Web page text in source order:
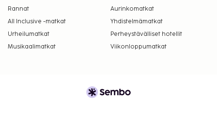
Rannat
Aurinkomatkat
All Inclusive -matkat
Yhdistelmämatkat
Urheilumatkat
Perheystävälliset hotellit
Musikaalimatkat
Viikonloppumatkat